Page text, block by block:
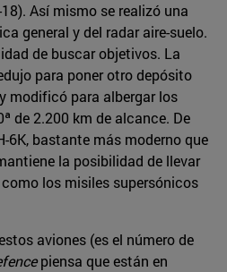
Así mismo se realizó una
general y del radar aire-suelo.
de buscar objetivos. La
para poner otro depósito
modificó para albergar los
de 2.200 km de alcance. De
6K, bastante más moderno que
la posibilidad de llevar
los misiles supersónicos
aviones (es el número de
piensa que están en